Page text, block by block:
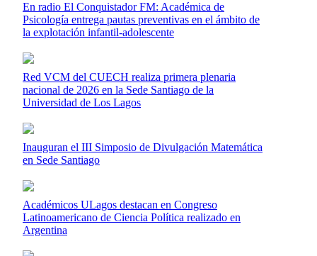
En radio El Conquistador FM: Académica de
Psicología entrega pautas preventivas en el ámbito de
la explotación infantil-adolescente
Red VCM del CUECH realiza primera plenaria
nacional de 2026 en la Sede Santiago de la
Universidad de Los Lagos
Inauguran el III Simposio de Divulgación Matemática
en Sede Santiago
Académicos ULagos destacan en Congreso
Latinoamericano de Ciencia Política realizado en
Argentina